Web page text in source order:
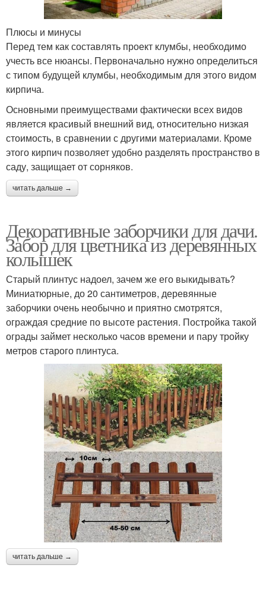
Плюсы и минусы
Перед тем как составлять проект клумбы, необходимо
учесть все нюансы. Первоначально нужно определиться
с типом будущей клумбы, необходимым для этого видом
кирпича.
Основными преимуществами фактически всех видов
является красивый внешний вид, относительно низкая
стоимость, в сравнении с другими материалами. Кроме
этого кирпич позволяет удобно разделять пространство в
саду, защищает от сорняков.
читать дальше →
Декоративные заборчики для дачи.
Забор для цветника из деревянных
колышек
Старый плинтус надоел, зачем же его выкидывать?
Миниатюрные, до 20 сантиметров, деревянные
заборчики очень необычно и приятно смотрятся,
ограждая средние по высоте растения. Постройка такой
ограды займет несколько часов времени и пару тройку
метров старого плинтуса.
читать дальше →